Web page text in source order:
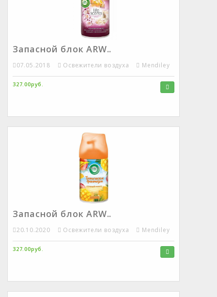
Запасной блок ARW..
07.05.2018 Освежители воздуха Mendiley
327.00руб.
Запасной блок ARW..
20.10.2020 Освежители воздуха Mendiley
327.00руб.